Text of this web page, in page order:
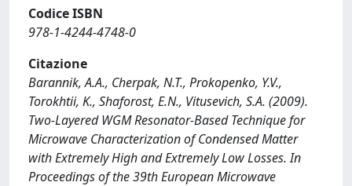
Codice ISBN
978-1-4244-4748-0
Citazione
Barannik, A.A., Cherpak, N.T., Prokopenko, Y.V.,
Torokhtii, K., Shaforost, E.N., Vitusevich, S.A. (2009).
Two-Layered WGM Resonator-Based Technique for
Microwave Characterization of Condensed Matter
with Extremely High and Extremely Low Losses. In
Proceedings of the 39th European Microwave